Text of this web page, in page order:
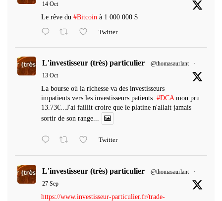
14 Oct
Le rêve du #Bitcoin à 1 000 000 $
Twitter
L'investisseur (très) particulier @thomasaurlant
·
13 Oct
La bourse où la richesse va des investisseurs
impatients vers les investisseurs patients. #DCAmon pru
13.73€...J'ai faillit croire que le platine n'allait jamais
sortir de son range...
Twitter
L'investisseur (très) particulier @thomasaurlant
·
27 Sep
https://www.investisseur-particulier.fr/trade-